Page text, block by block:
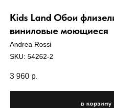
Kids Land Обои
виниловые моющиеся
Andrea Rossi
SKU: 54262-2
3 960 р.
в корзину